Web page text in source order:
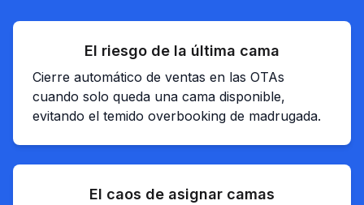
El riesgo de la última cama
Cierre automático de ventas en las OTAs
cuando solo queda una cama disponible,
evitando el temido overbooking de madrugada.
El caos de asignar camas